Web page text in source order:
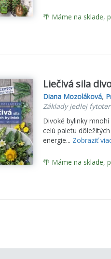
🌴 Máme na sklade,
Liečivá sila
Diana Mozoláková,
Základy jedlej
Divoké bylinky
celú paletu
energie... Zobraziť
🌴 Máme na sklade,